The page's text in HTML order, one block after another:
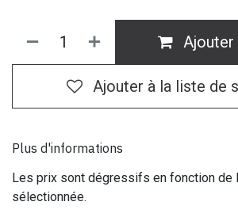
Ajouter
Ajouter à la liste de
Plus d'informations
Les prix sont dégressifs en fonction de
sélectionnée.